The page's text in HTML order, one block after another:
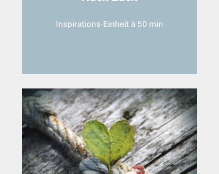
Inspirations-Einheit à 50 min